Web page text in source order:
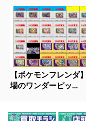
【ポケモンフレンダ
場のワンダーピッ...